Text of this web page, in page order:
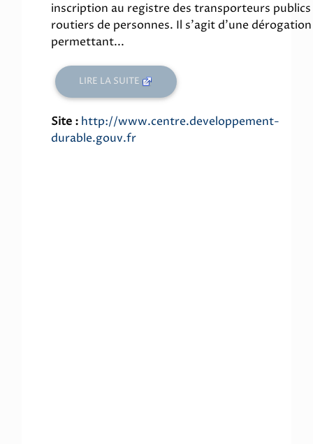
inscription au registre des transporteurs publics
routiers de personnes. Il s'agit d'une dérogation
permettant...
LIRE LA SUITE
Site : http://www.centre.developpement-
durable.gouv.fr